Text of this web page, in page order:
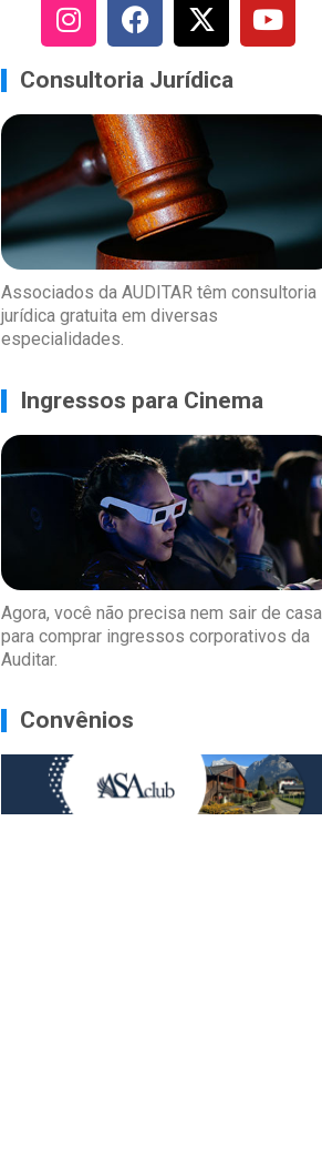
Consultoria Jurídica
Associados da AUDITAR têm consultoria
jurídica gratuita em diversas
especialidades.
Ingressos para Cinema
Agora, você não precisa nem sair de casa
para comprar ingressos corporativos da
Auditar.
Convênios